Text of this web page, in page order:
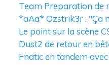
Team Preparation de
*aAa* Ozstrik3r : "Ça
Le point sur la scène
Dust2 de retour en
Fnatic en tandem